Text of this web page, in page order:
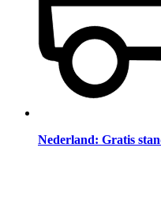
Nederland: Gratis